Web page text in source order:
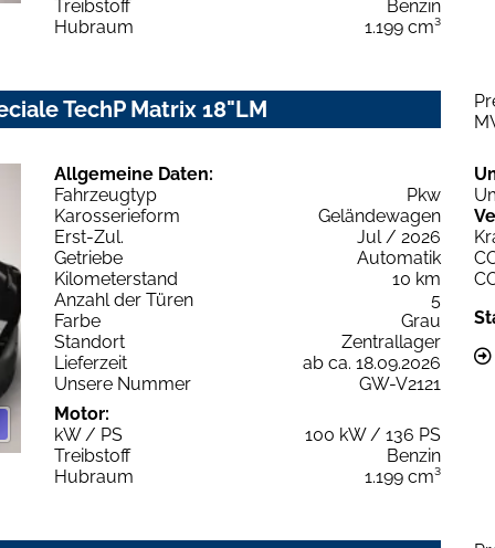
Treibstoff
Benzin
Hubraum
1.199 cm³
TechP Matrix 18"LM
Allgemeine Daten:
Fahrzeugtyp
Pkw
Karosserieform
Geländewagen
Erst-Zul.
Jul / 2026
Getriebe
Automatik
Kilometerstand
10 km
Anzahl der Türen
5
Farbe
Grau
Standort
Zentrallager
Lieferzeit
ab ca. 18.09.2026
Unsere Nummer
GW-V2121
Motor:
kW / PS
100 kW / 136 PS
Treibstoff
Benzin
Hubraum
1.199 cm³